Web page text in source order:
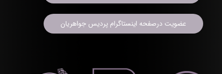
عضویت درصفحه اینستاگرام پردیس جواهریان